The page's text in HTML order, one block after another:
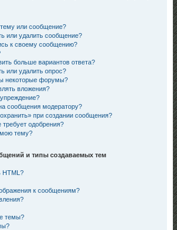
или сообщение?
или удалить сообщение?
к своему сообщению?
больше вариантов ответа?
или удалить опрос?
некоторые форумы?
вложения?
сообщения модератору?
при создании сообщения?
одобрения?
мою тему?
и типы создаваемых тем
HTML?
к сообщениям?
темы?